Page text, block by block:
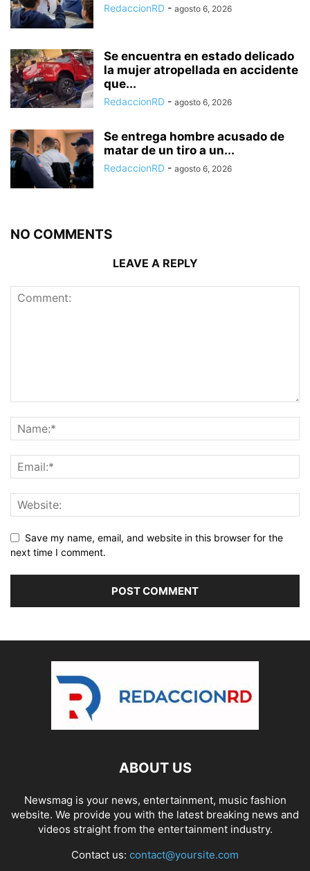
RedaccionRD - agosto 6, 2026
Se encuentra en estado delicado
la mujer atropellada en accidente
que...
RedaccionRD - agosto 6, 2026
Se entrega hombre acusado de
matar de un tiro a un...
RedaccionRD - agosto 6, 2026
NO COMMENTS
LEAVE A REPLY
Save my name, email, and website in this browser for the
next time I comment.
ABOUT US
Newsmag is your news, entertainment, music fashion
website. We provide you with the latest breaking news and
videos straight from the entertainment industry.
Contact us: contact@yoursite.com